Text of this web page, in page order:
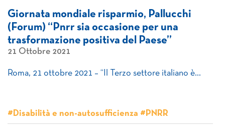
Giornata mondiale risparmio, Pallucchi
(Forum) “Pnrr sia occasione per una
trasformazione positiva del Paese”
21 Ottobre 2021
Roma, 21 ottobre 2021 – “Il Terzo settore italiano è…
#Disabilità e non-autosufficienza #PNRR